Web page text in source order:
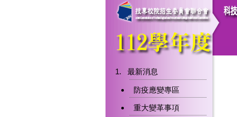
最新消息
防疫應變專區
重大變革事項